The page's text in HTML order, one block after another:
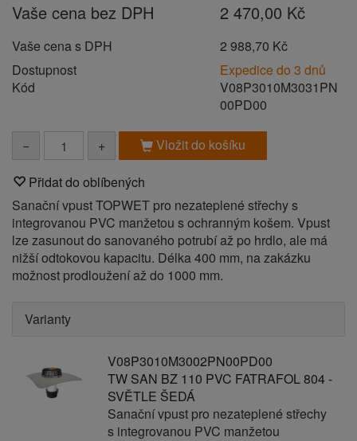
Vaše cena bez DPH 2 470,00 Kč
Vaše cena s DPH
2 988,70 Kč
Dostupnost
Expedice do 3 dnů
Kód
V08P3010M3031PN
00PD00
− + Vložit do košíku
Přidat do oblíbených
Sanační vpust TOPWET pro nezateplené střechy s
integrovanou PVC manžetou s ochranným košem. Vpust
lze zasunout do sanovaného potrubí až po hrdlo, ale má
nižší odtokovou kapacitu. Délka 400 mm, na zakázku
možnost prodloužení až do 1000 mm.
Varianty
V08P3010M3002PN00PD00
TW SAN BZ 110 PVC FATRAFOL 804 -
SVĚTLE ŠEDÁ
Sanační vpust pro nezateplené střechy
s integrovanou PVC manžetou